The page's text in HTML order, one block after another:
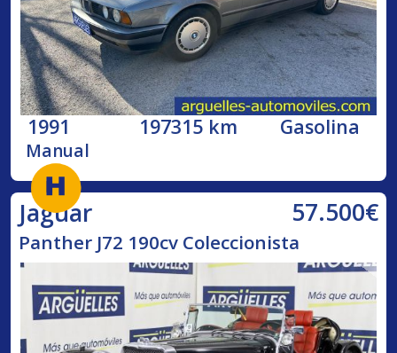
1991 197315 km Gasolina
Manual
Jaguar 57.500€
Panther J72 190cv Coleccionista